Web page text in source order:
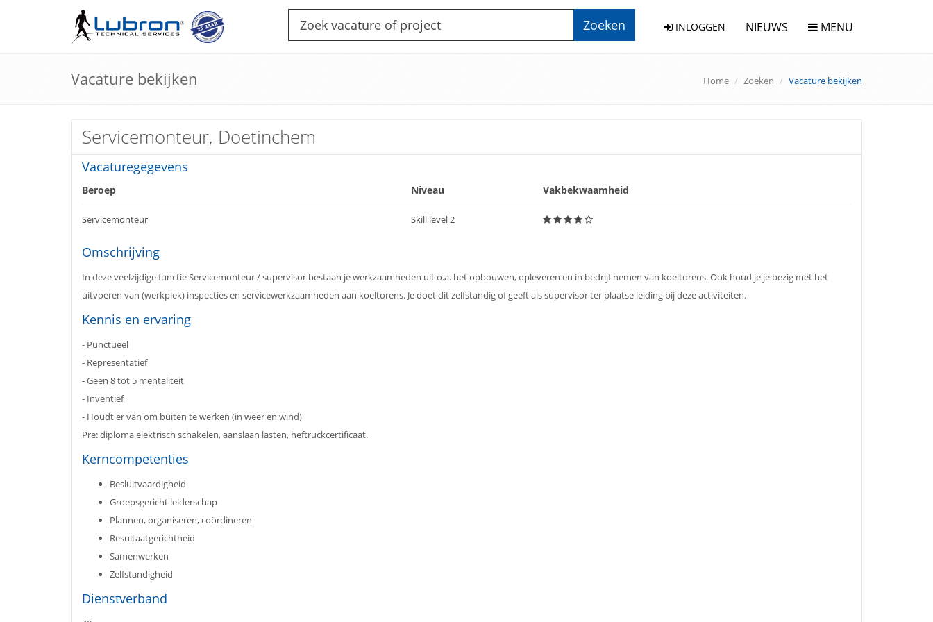
Zoeken INLOGGEN NIEUWS MENU
Vacature bekijken Home Zoeken Vacature bekijken
Servicemonteur, Doetinchem
Vacaturegegevens
Beroep Niveau Vakbekwaamheid
Servicemonteur Skill level 2
Omschrijving
In deze veelzijdige functie Servicemonteur / supervisor bestaan je werkzaamheden uit o.a. het opbouwen, opleveren en in bedrijf nemen van koeltorens. Ook houd je je bezig met het
uitvoeren van (werkplek) inspecties en servicewerkzaamheden aan koeltorens. Je doet dit zelfstandig of geeft als supervisor ter plaatse leiding bij deze activiteiten.
Kennis en ervaring
- Punctueel
- Representatief
- Geen 8 tot 5 mentaliteit
- Inventief
- Houdt er van om buiten te werken (in weer en wind)
Pre: diploma elektrisch schakelen, aanslaan lasten, heftruckcertificaat.
Kerncompetenties
Besluitvaardigheid
Groepsgericht leiderschap
Plannen, organiseren, coördineren
Resultaatgerichtheid
Samenwerken
Zelfstandigheid
Dienstverband